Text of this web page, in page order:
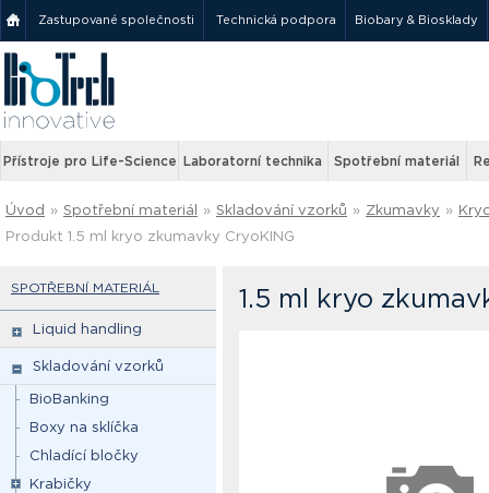
Zastupované společnosti Technická podpora Biobary & Biosklady
Přístroje pro Life-Science Laboratorní technika Spotřební materiál
Úvod » Spotřební materiál » Skladování vzorků » Zkumavky »
Produkt 1.5 ml kryo zkumavky CryoKING
SPOTŘEBNÍ MATERIÁL
Liquid handling
Skladování vzorků
BioBanking
Boxy na sklíčka
Chladící bločky
Krabičky
1.5 ml kryo